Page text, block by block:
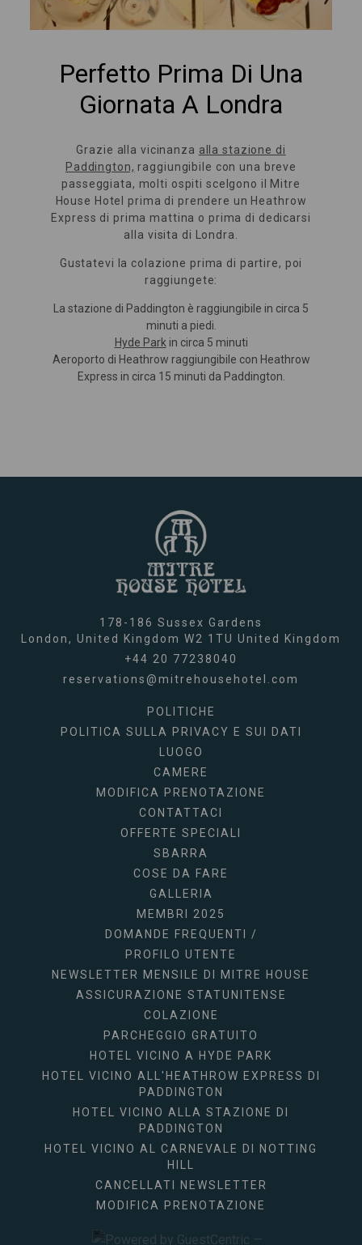
Perfetto Prima Di Una
Giornata A Londra
Grazie alla vicinanza alla stazione di
Paddington, raggiungibile con una breve
passeggiata, molti ospiti scelgono il Mitre
House Hotel prima di prendere un Heathrow
Express di prima mattina o prima di dedicarsi
alla visita di Londra.
Gustatevi la colazione prima di partire, poi
raggiungete:
La stazione di Paddington è raggiungibile in circa 5
minuti a piedi.
Hyde Park in circa 5 minuti
Aeroporto di Heathrow raggiungibile con Heathrow
Express in circa 15 minuti da Paddington.
178-186 Sussex Gardens
London, United Kingdom W2 1TU United Kingdom
+44 20 77238040
reservations@mitrehousehotel.com
POLITICHE
POLITICA SULLA PRIVACY E SUI DATI
LUOGO
CAMERE
MODIFICA PRENOTAZIONE
CONTATTACI
OFFERTE SPECIALI
SBARRA
COSE DA FARE
GALLERIA
MEMBRI 2025
DOMANDE FREQUENTI /
PROFILO UTENTE
NEWSLETTER MENSILE DI MITRE HOUSE
ASSICURAZIONE STATUNITENSE
COLAZIONE
PARCHEGGIO GRATUITO
HOTEL VICINO A HYDE PARK
HOTEL VICINO ALL'HEATHROW EXPRESS DI
PADDINGTON
HOTEL VICINO ALLA STAZIONE DI
PADDINGTON
HOTEL VICINO AL CARNEVALE DI NOTTING
HILL
CANCELLATI NEWSLETTER
MODIFICA PRENOTAZIONE